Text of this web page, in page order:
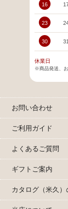
16
23
30 31
休業日
※商品発送、お
お問い合わせ
ご利用ガイド
よくあるご質問
ギフトご案内
カタログ（米久）